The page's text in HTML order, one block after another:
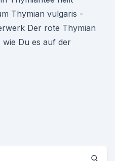
Thymian vulgaris -
Der rote Thymian
Du es auf der